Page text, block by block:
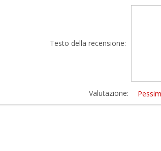
Testo della recensione:
Valutazione: